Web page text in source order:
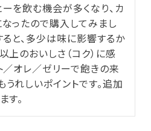
を飲む機会が多くなり、カ
ったので購入してみまし
ると、多少は味に影響するか
上のおいしさ（コク）に感
／オレ／ゼリーで飽きの来
れしいポイントです。追加
す。